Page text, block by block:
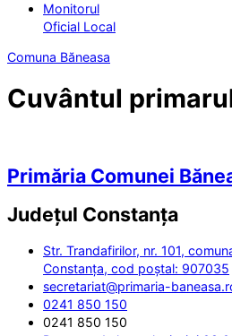
Monitorul
Oficial Local
Comuna Băneasa
Cuvântul
Primăria Comunei
Județul Constanța
Str. Trandafirilor, nr. 101,
Constanța, cod poștal: 907035
secretariat@primaria-
0241 850 150
0241 850 150